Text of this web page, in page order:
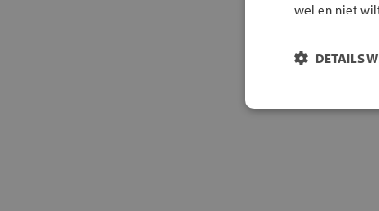
wel en niet
DETAILS